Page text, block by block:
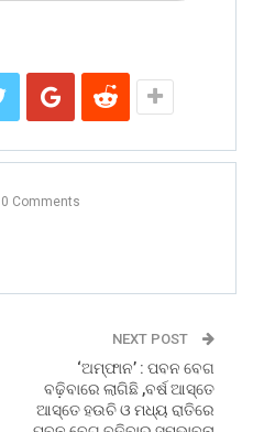
0 Comments
NEXT POST
‘ଅମ୍ଫାନ’ : ପବନ ବେଗ
ବଢ଼ିବାରେ ଲାଗିଛି ,ବର୍ଷ ଆସ୍ତେ
ଆସ୍ତେ ହଉଚି ଓ ମଧ୍ୟ ରାତିରେ